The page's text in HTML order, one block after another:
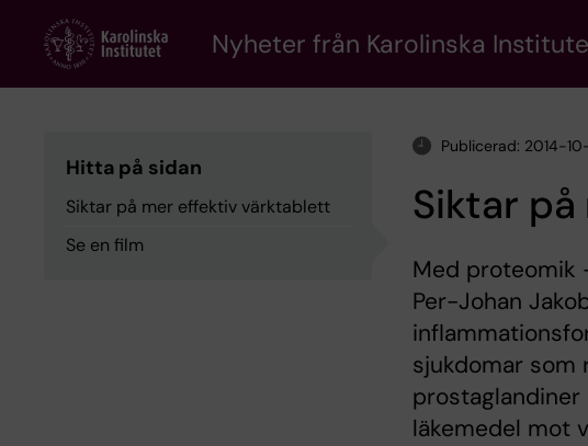
content
Nyheter från Karolinska
Hitta på sidan
Siktar på mer effektiv värktablett
Se en film
Publicerad: 2014-
Siktar
Med proteomik
Per-Johan
sjukdomar som
läkemedel mot